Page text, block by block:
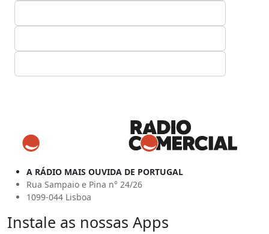
A RÁDIO MAIS OUVIDA DE PORTUGAL
Rua Sampaio e Pina n° 24/26
1099-044 Lisboa
Instale as nossas Apps